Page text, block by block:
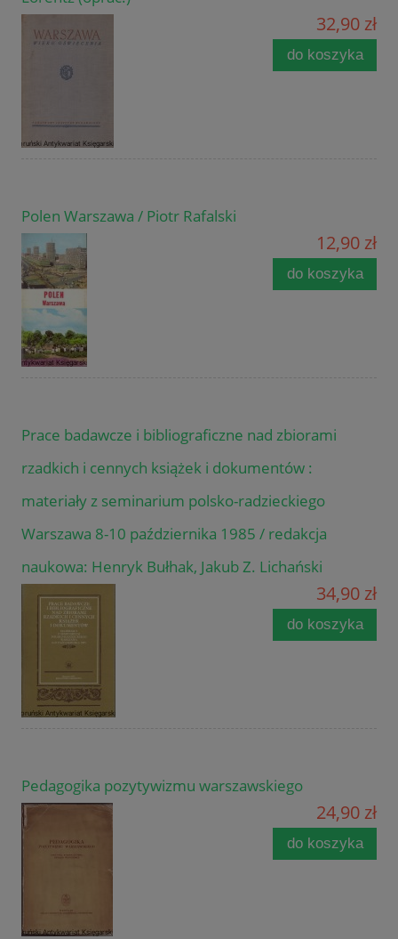
32,90 zł
do koszyka
Polen Warszawa / Piotr Rafalski
12,90 zł
do koszyka
Prace badawcze i bibliograficzne nad zbiorami
rzadkich i cennych książek i dokumentów :
materiały z seminarium polsko-radzieckiego
Warszawa 8-10 października 1985 / redakcja
naukowa: Henryk Bułhak, Jakub Z. Lichański
34,90 zł
do koszyka
Pedagogika pozytywizmu warszawskiego
24,90 zł
do koszyka